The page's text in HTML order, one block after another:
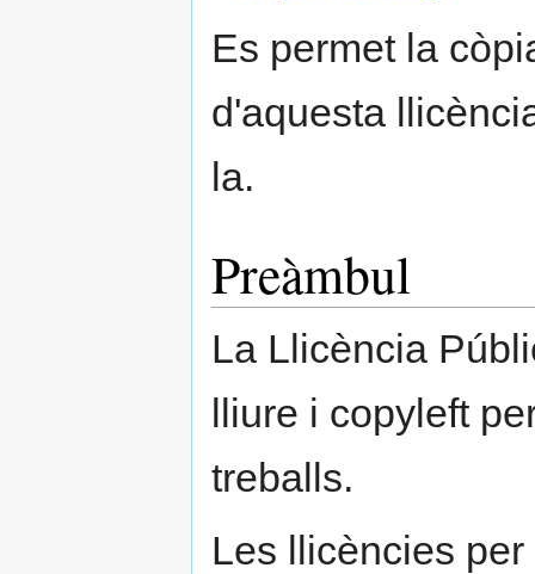
Es permet la
d'aquesta
la.
Preàmbul
La Llicència
lliure i copyleft
treballs.
Les llicències